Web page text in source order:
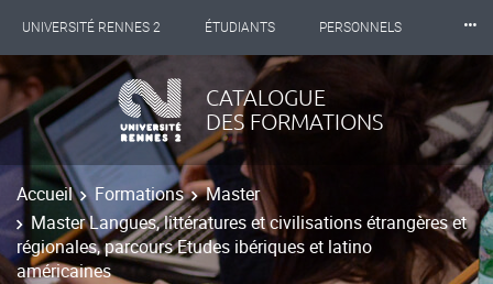
UNIVERSITÉ RENNES 2 ÉTUDIANTS PERSONNELS
INTERNATIONAL PROFESSIONNELS
LES NOUVELLES DE RENNES 2
⸱⸱⸱
CATALOGUE
DES FORMATIONS
Accueil Formations
Master
Master Langues, littératures et civilisations étrangères et
régionales, parcours Etudes ibériques et latino
américaines